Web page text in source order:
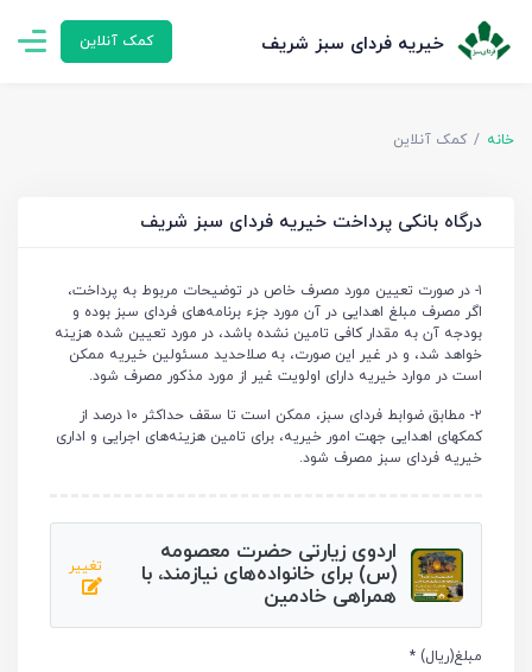
خیریه فردای سبز شریف کمک آنلاین
خانه کمک آنلاین
درگاه بانکی پرداخت خیریه فردای سبز شریف
۱- در صورت تعیین مورد مصرف خاص در توضیحات مربوط به پرداخت،
اگر مصرف مبلغ اهدایی در آن مورد جزء برنامه‌های فردای سبز بوده و
بودجه آن به مقدار کافی تامین نشده باشد، در مورد تعیین شده هزینه
خواهد شد، و در غیر این صورت، به صلاحدید مسئولین خیریه ممکن
است در موارد خیریه دارای اولویت غیر از مورد مذکور مصرف شود.
۲- مطابق ضوابط فردای سبز، ممکن است تا سقف حداکثر ۱۰ درصد از
کمکهای اهدایی جهت امور خیریه، برای تامین هزینه‌های اجرایی و اداری
خیریه فردای سبز مصرف شود.
اردوی زیارتی حضرت معصومه
(س) برای خانواده‌های نیازمند، با
همراهی خادمین
تغییر
مبلغ(ریال) *